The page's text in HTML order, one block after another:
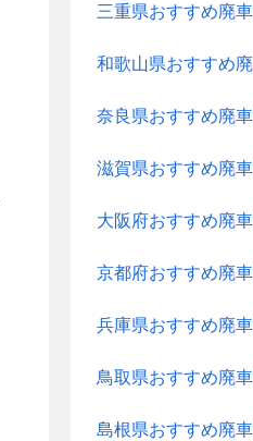
三重県おすすめ廃
和歌山県おすすめ
奈良県おすすめ廃
滋賀県おすすめ廃
大阪府おすすめ廃
京都府おすすめ廃
兵庫県おすすめ廃
鳥取県おすすめ廃
島根県おすすめ廃